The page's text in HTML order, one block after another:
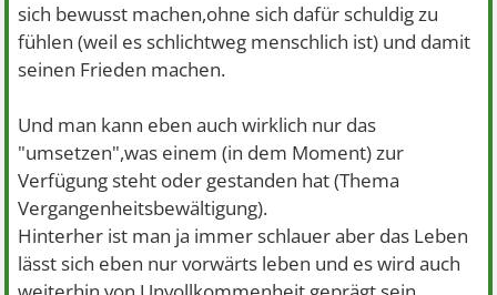
sich bewusst machen,ohne sich dafür schuldig zu
fühlen (weil es schlichtweg menschlich ist) und damit
seinen Frieden machen.
Und man kann eben auch wirklich nur das
"umsetzen",was einem (in dem Moment) zur
Verfügung steht oder gestanden hat (Thema
Vergangenheitsbewältigung).
Hinterher ist man ja immer schlauer aber das Leben
lässt sich eben nur vorwärts leben und es wird auch